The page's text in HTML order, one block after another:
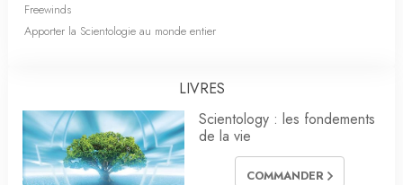
Freewinds
Apporter la Scientologie au monde entier
LIVRES
Scientology : les fondements
de la vie
COMMANDER